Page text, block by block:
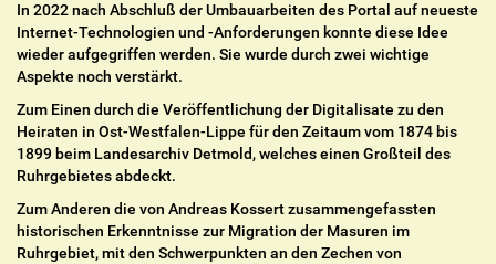
In 2022 nach Abschluß der Umbauarbeiten des Portal auf neueste
Internet-Technologien und -Anforderungen konnte diese Idee
wieder aufgegriffen werden. Sie wurde durch zwei wichtige
Aspekte noch verstärkt.
Zum Einen durch die Veröffentlichung der Digitalisate zu den
Heiraten in Ost-Westfalen-Lippe für den Zeitaum vom 1874 bis
1899 beim Landesarchiv Detmold, welches einen Großteil des
Ruhrgebietes abdeckt.
Zum Anderen die von Andreas Kossert zusammengefassten
historischen Erkenntnisse zur Migration der Masuren im
Ruhrgebiet, mit den Schwerpunkten an den Zechen von